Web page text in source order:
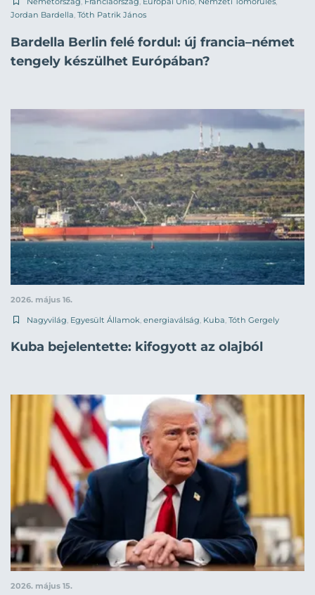
Jordan Bardella, Tóth Patrik János
Bardella Berlin felé fordul: új francia–német
tengely készülhet Európában?
2026. május 16.
Nagyvilág Egyesült Államok energiaválság Kuba Tóth Gergely
Kuba bejelentette: kifogyott az olajból
2026. május 15.